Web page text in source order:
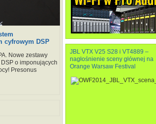
cyfrowym DSP
Nowe zestawy
o imponujących
Presonus
JBL VTX V25 S28 i VT4889 –
nagłośnienie sceny głównej na
Orange Warsaw Festival